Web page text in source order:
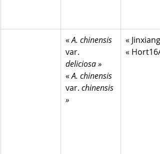
« A. chinensis
var.
deliciosa »
« A. chinensis
var. chinensis
»
« Jinxiang
« Hort16A